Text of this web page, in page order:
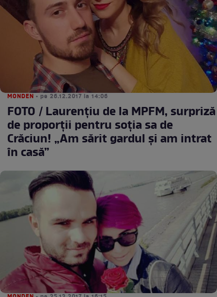
MONDEN • pe 26.12.2017 la 14:06
FOTO / Laurenţiu de la MPFM, surpriză
de proporţii pentru soţia sa de
Crăciun! „Am sărit gardul şi am intrat
în casă”